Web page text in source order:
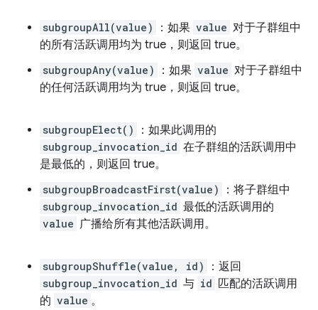
subgroupAll(value) ：如果 value 对于子群组中
的所有活跃调用均为 true，则返回 true。
subgroupAny(value) ：如果 value 对于子群组中
的任何活跃调用均为 true，则返回 true。
subgroupElect() ：如果此调用的
subgroup_invocation_id 在子群组的活跃调用中
是最低的，则返回 true。
subgroupBroadcastFirst(value) ：将子群组中
subgroup_invocation_id 最低的活跃调用的
value 广播给所有其他活跃调用。
subgroupShuffle(value, id) ：返回
subgroup_invocation_id 与 id 匹配的活跃调用
的 value 。